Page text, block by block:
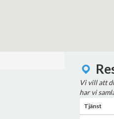
Vi vill att
har vi
Tjänst